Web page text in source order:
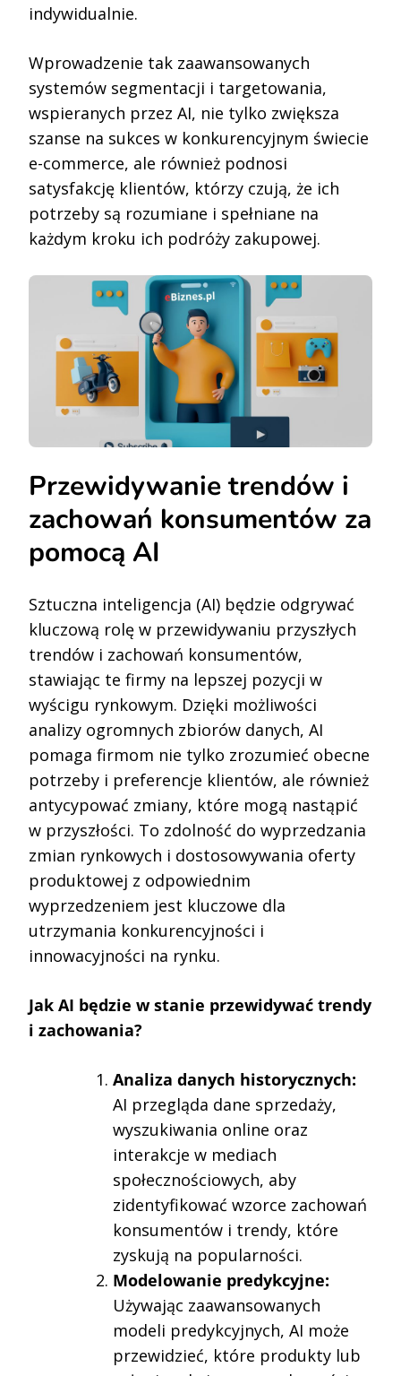
indywidualnie.
Wprowadzenie tak zaawansowanych
systemów segmentacji i targetowania,
wspieranych przez AI, nie tylko zwiększa
szanse na sukces w konkurencyjnym świecie
e-commerce, ale również podnosi
satysfakcję klientów, którzy czują, że ich
potrzeby są rozumiane i spełniane na
każdym kroku ich podróży zakupowej.
Przewidywanie trendów i
zachowań konsumentów za
pomocą AI
Sztuczna inteligencja (AI) będzie odgrywać
kluczową rolę w przewidywaniu przyszłych
trendów i zachowań konsumentów,
stawiając te firmy na lepszej pozycji w
wyścigu rynkowym. Dzięki możliwości
analizy ogromnych zbiorów danych, AI
pomaga firmom nie tylko zrozumieć obecne
potrzeby i preferencje klientów, ale również
antycypować zmiany, które mogą nastąpić
w przyszłości. To zdolność do wyprzedzania
zmian rynkowych i dostosowywania oferty
produktowej z odpowiednim
wyprzedzeniem jest kluczowe dla
utrzymania konkurencyjności i
innowacyjności na rynku.
Jak AI będzie w stanie przewidywać trendy
i zachowania?
Analiza danych historycznych:
AI przegląda dane sprzedaży,
wyszukiwania online oraz
interakcje w mediach
społecznościowych, aby
zidentyfikować wzorce zachowań
konsumentów i trendy, które
zyskują na popularności.
Modelowanie predykcyjne:
Używając zaawansowanych
modeli predykcyjnych, AI może
przewidzieć, które produkty lub